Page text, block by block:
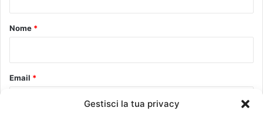
Gestisci la tua privacy
o
Nome *
Email *